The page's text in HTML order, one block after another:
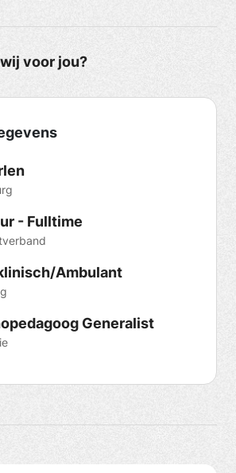
voor jou?
- Fulltime
Ambulant
Generalist